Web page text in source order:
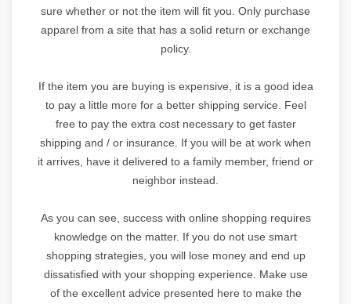
sure whether or not the item will fit you. Only purchase
apparel from a site that has a solid return or exchange
policy.
If the item you are buying is expensive, it is a good idea
to pay a little more for a better shipping service. Feel
free to pay the extra cost necessary to get faster
shipping and / or insurance. If you will be at work when
it arrives, have it delivered to a family member, friend or
neighbor instead.
As you can see, success with online shopping requires
knowledge on the matter. If you do not use smart
shopping strategies, you will lose money and end up
dissatisfied with your shopping experience. Make use
of the excellent advice presented here to make the